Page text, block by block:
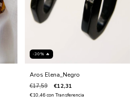
-30% 🔥
Aros Elena_Negro
€17,59 €12,31
€10,46 con Transferencia